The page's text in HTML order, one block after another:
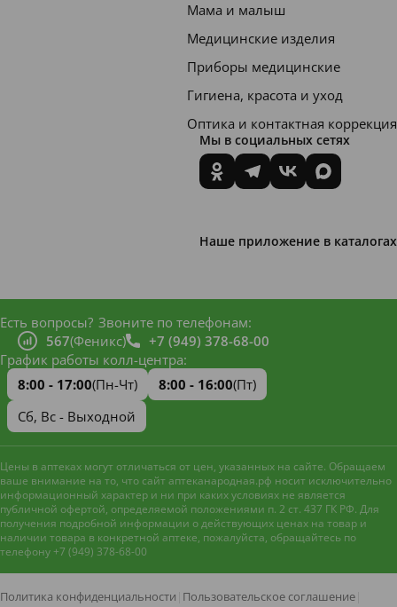
Мама и малыш
Медицинские изделия
Приборы медицинские
Гигиена, красота и уход
Оптика и контактная коррекция
Мы в социальных сетях
Наше приложение в каталогах
Есть вопросы? Звоните по телефонам:
567(Феникс)
+7 (949) 378-68-00
График работы колл-центра:
8:00 - 17:00(Пн-Чт) 8:00 - 16:00(Пт)
Сб, Вс - Выходной
Цены в аптеках могут отличаться от цен, указанных на сайте. Обращаем
ваше внимание на то, что сайт аптеканародная.рф носит исключительно
информационный характер и ни при каких условиях не является
публичной офертой, определяемой положениями п. 2 ст. 437 ГК РФ. Для
получения подробной информации о действующих ценах на товар и
наличии товара в конкретной аптеке, пожалуйста, обращайтесь по
телефону +7 (949) 378-68-00
Политика конфиденциальности Пользовательское соглашение
Наш сайт использует файлы
улучшения работы и анализа